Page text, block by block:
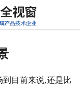
站首页
目前来说,还是比